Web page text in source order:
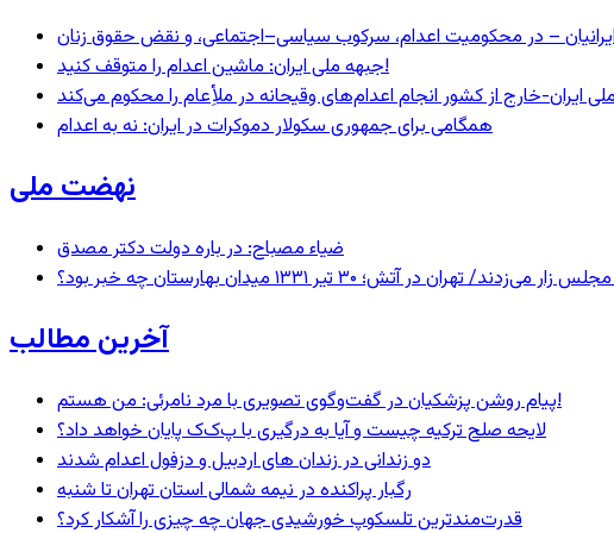
– در محکومیت اعدام، سرکوب سیاسی–اجتماعی، و نقض حقوق زنان
جبهه ملی ایران: ماشین اعدام را متوقف کنید!
ایران-خارج از کشور انجام اعدام‌های وقیحانه در ملأِعام را محکوم می‌کند
همگامی برای جمهوری سکولار دموکرات در ایران: نه به اعدام
نهضت ملی
ضیاء مصباح: در باره دولت دکتر مصدق
آتش؛ ۳۰ تیر ۱۳۳۱ میدان بهارستان چه خبر بود؟
آخرین مطالب
پیام روشن پزشکیان در گفت‌و‌گوی تصویری با مرد نامرئی: من هستم!
لایحه صلح ترکیه چیست و آیا به درگیری با پ‌ک‌ک پایان خواهد داد؟
دو زندانی در زندان های اردبیل و دزفول اعدام شدند
رگبار پراکنده در نیمه شمالی استان تهران تا شنبه
قدرت‌مندترین تلسکوپ خورشیدی جهان چه چیزی را آشکار کرد؟